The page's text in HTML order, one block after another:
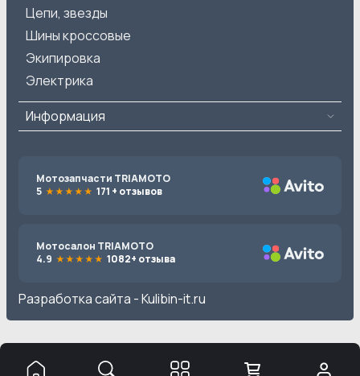
Цепи, звезды
Шины кроссовые
Экипировка
Электрика
Информация
Мотозапчасти TRIAMOTO
5
171 + отзывов
Мотосалон TRIAMOTO
4.9
1082+ отзыва
Разработка сайта -Kulibin-it.ru